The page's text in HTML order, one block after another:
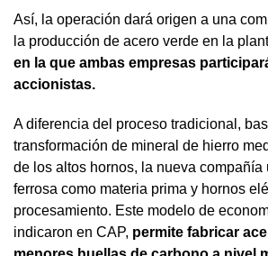
Así, la operación dará origen a una
la producción de acero verde en la
en la que ambas empresas
accionistas.
A diferencia del proceso tradicional,
transformación de mineral de hierro
de los altos hornos, la nueva compañía
ferrosa como materia prima y hornos
procesamiento. Este modelo de
indicaron en CAP, permite fabricar